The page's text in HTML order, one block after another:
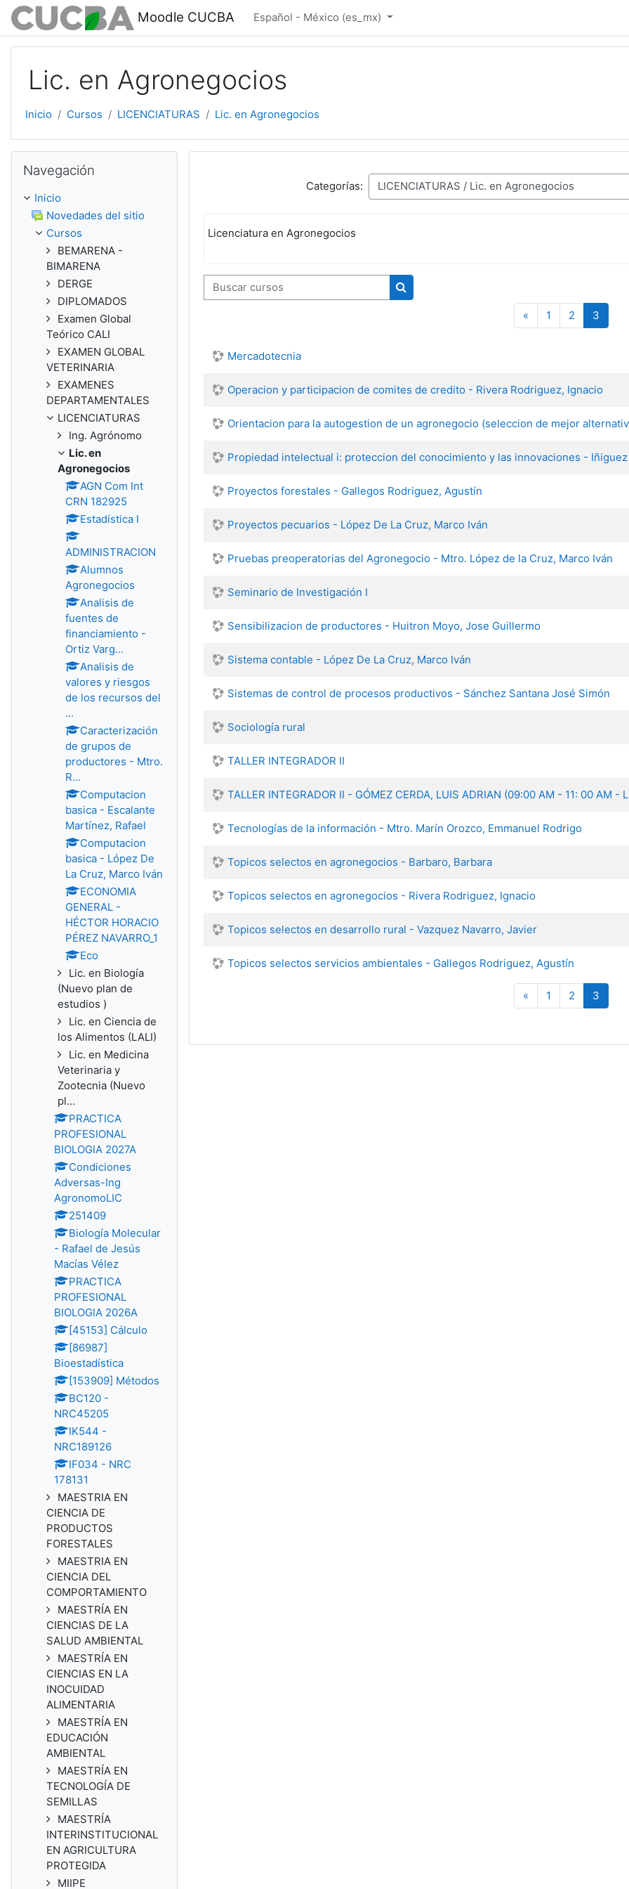
Saltar al contenido principal
Moodle CUCBA Español - México ‎(es_mx)‎
Lic. en Agronegocios
Inicio Cursos LICENCIATURAS Lic. en Agronegocios
Categorías:
Licenciatura en Agronegocios
Buscar cursos
Buscar cursos
« Página anterior
1 2 3
Mercadotecnia
Operacion y participacion de comites de credito - Rivera Rodriguez, Ignacio
Orientacion para la autogestion de un agronegocio (seleccion de mejor
Propiedad intelectual i: proteccion del conocimiento y las innovaciones -
Proyectos forestales - Gallegos Rodriguez, Agustín
Proyectos pecuarios - López De La Cruz, Marco Iván
Pruebas preoperatorias del Agronegocio - Mtro. López de la Cruz, Marco Iván
Seminario de Investigación I
Sensibilizacion de productores - Huitron Moyo, Jose Guillermo
Sistema contable - López De La Cruz, Marco Iván
Sistemas de control de procesos productivos - Sánchez Santana José Simón
Sociología rural
TALLER INTEGRADOR II
TALLER INTEGRADOR II - GÓMEZ CERDA, LUIS ADRIAN (09:00 AM - 11: 00 AM -
Tecnologías de la información - Mtro. Marín Orozco, Emmanuel Rodrigo
Topicos selectos en agronegocios - Barbaro, Barbara
Topicos selectos en agronegocios - Rivera Rodriguez, Ignacio
Topicos selectos en desarrollo rural - Vazquez Navarro, Javier
Topicos selectos servicios ambientales - Gallegos Rodriguez, Agustín
« Página anterior
1 2 3
Navegación
Inicio
Novedades del sitio
Cursos
BEMARENA -
BIMARENA
DERGE
DIPLOMADOS
Examen Global
Teórico CALI
EXAMEN GLOBAL
VETERINARIA
EXAMENES
DEPARTAMENTALES
LICENCIATURAS
Ing. Agrónomo
Lic. en
Agronegocios
AGN Com Int
CRN 182925
Estadística I
ADMINISTRACION
Alumnos
Agronegocios
Analisis de
fuentes de
financiamiento -
Ortiz Varg...
Analisis de
valores y riesgos
de los recursos del
...
Caracterización
de grupos de
productores - Mtro.
R...
Computacion
basica - Escalante
Martínez, Rafael
Computacion
basica - López De
La Cruz, Marco Iván
ECONOMIA
GENERAL -
HÉCTOR HORACIO
PÉREZ NAVARRO_1
Eco
Lic. en Biología
(Nuevo plan de
estudios )
Lic. en Ciencia de
los Alimentos (LALI)
Lic. en Medicina
Veterinaria y
Zootecnia (Nuevo
pl...
PRACTICA
PROFESIONAL
BIOLOGIA 2027A
Condiciones
Adversas-Ing
AgronomoLIC
251409
Biología Molecular
- Rafael de Jesús
Macías Vélez
PRACTICA
PROFESIONAL
BIOLOGIA 2026A
[45153] Cálculo
[86987]
Bioestadística
[153909] Métodos
BC120 -
NRC45205
IK544 -
NRC189126
IF034 - NRC
178131
MAESTRIA EN
CIENCIA DE
PRODUCTOS
FORESTALES
MAESTRIA EN
CIENCIA DEL
COMPORTAMIENTO
MAESTRÍA EN
CIENCIAS DE LA
SALUD AMBIENTAL
MAESTRÍA EN
CIENCIAS EN LA
INOCUIDAD
ALIMENTARIA
MAESTRÍA EN
EDUCACIÓN
AMBIENTAL
MAESTRÍA EN
TECNOLOGÍA DE
SEMILLAS
MAESTRÍA
INTERINSTITUCIONAL
EN AGRICULTURA
PROTEGIDA
MIIPE